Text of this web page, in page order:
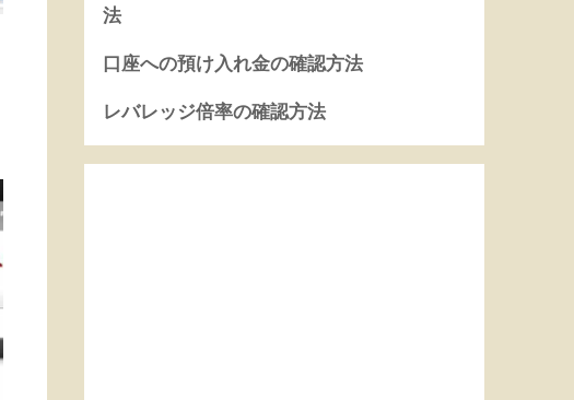
法
口座への預け入れ金の確認方法
レバレッジ倍率の確認方法